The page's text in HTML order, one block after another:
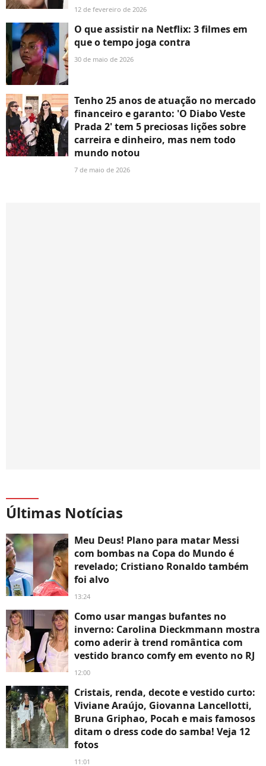
12 de fevereiro de 2026
O que assistir na Netflix: 3 filmes em
que o tempo joga contra
30 de maio de 2026
Tenho 25 anos de atuação no mercado
financeiro e garanto: 'O Diabo Veste
Prada 2' tem 5 preciosas lições sobre
carreira e dinheiro, mas nem todo
mundo notou
7 de maio de 2026
Últimas Notícias
Meu Deus! Plano para matar Messi
com bombas na Copa do Mundo é
revelado; Cristiano Ronaldo também
foi alvo
13:24
Como usar mangas bufantes no
inverno: Carolina Dieckmmann mostra
como aderir à trend romântica com
vestido branco comfy em evento no RJ
12:00
Cristais, renda, decote e vestido curto:
Viviane Araújo, Giovanna Lancellotti,
Bruna Griphao, Pocah e mais famosos
ditam o dress code do samba! Veja 12
fotos
11:01